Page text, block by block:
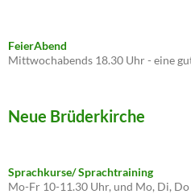
FeierAbend
Mittwochabends 18.30 Uhr - eine
Neue Brüderkirche
Sprachkurse/ Sprachtraining
Mo-Fr 10-11.30 Uhr, und Mo, Di,